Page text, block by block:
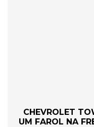
CHEVROLET
UM FAROL NA